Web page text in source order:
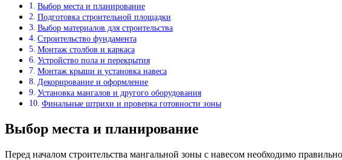
Выбор места и планирование
Подготовка строительной площадки
Выбор материалов для строительства
Строительство фундамента
Монтаж столбов и каркаса
Устройство пола и перекрытия
Монтаж крыши и установка навеса
Декорирование и оформление
Установка мангалов и другого оборудования
Финальные штрихи и проверка готовности зоны
Выбор места и планирование
Перед началом строительства мангальной зоны с навесом необходимо